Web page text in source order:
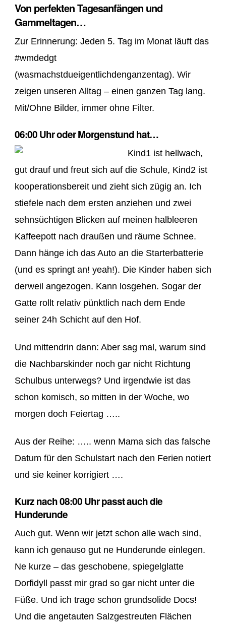
Von perfekten Tagesanfängen und
Gammeltagen…
Zur Erinnerung: Jeden 5. Tag im Monat läuft das
#wmdedgt
(wasmachstdueigentlichdenganzentag). Wir
zeigen unseren Alltag – einen ganzen Tag lang.
Mit/Ohne Bilder, immer ohne Filter.
06:00 Uhr oder Morgenstund hat…
Kind1 ist hellwach,
gut drauf und freut sich auf die Schule, Kind2 ist
kooperationsbereit und zieht sich zügig an. Ich
stiefele nach dem ersten anziehen und zwei
sehnsüchtigen Blicken auf meinen halbleeren
Kaffeepott nach draußen und räume Schnee.
Dann hänge ich das Auto an die Starterbatterie
(und es springt an! yeah!). Die Kinder haben sich
derweil angezogen. Kann losgehen. Sogar der
Gatte rollt relativ pünktlich nach dem Ende
seiner 24h Schicht auf den Hof.
Und mittendrin dann: Aber sag mal, warum sind
die Nachbarskinder noch gar nicht Richtung
Schulbus unterwegs? Und irgendwie ist das
schon komisch, so mitten in der Woche, wo
morgen doch Feiertag …..
Aus der Reihe: ….. wenn Mama sich das falsche
Datum für den Schulstart nach den Ferien notiert
und sie keiner korrigiert ….
Kurz nach 08:00 Uhr passt auch die
Hunderunde
Auch gut. Wenn wir jetzt schon alle wach sind,
kann ich genauso gut ne Hunderunde einlegen.
Ne kurze – das geschobene, spiegelglatte
Dorfidyll passt mir grad so gar nicht unter die
Füße. Und ich trage schon grundsolide Docs!
Und die angetauten Salzgestreuten Flächen